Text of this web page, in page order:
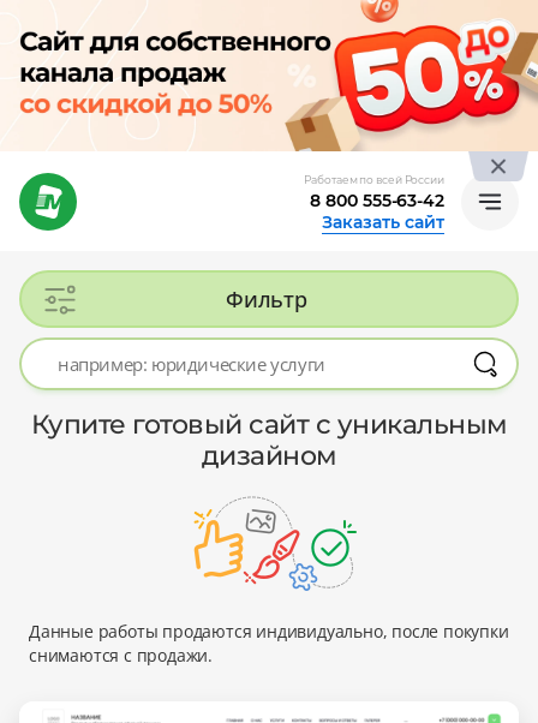
Работаем по всей России
8 800 555-63-42
Заказать сайт
Фильтр
Купите готовый сайт с уникальным
дизайном
Данные работы продаются индивидуально, после покупки
снимаются с продажи.